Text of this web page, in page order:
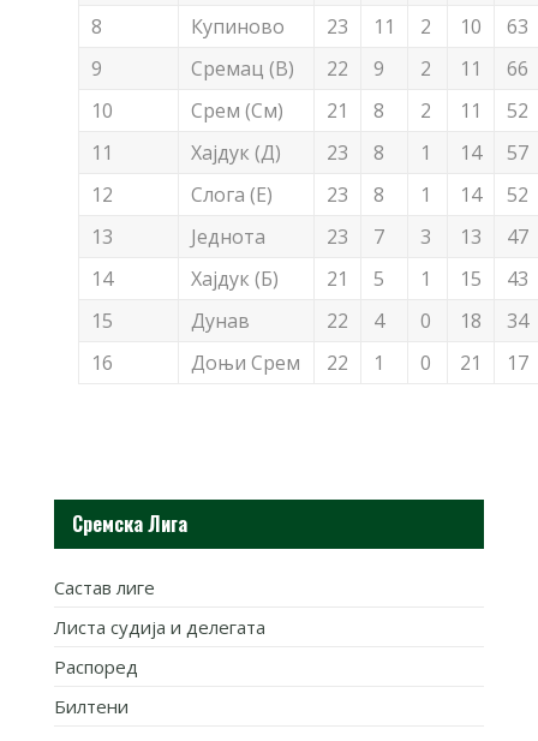
8 Купиново 23 11 2 10
63
9
Сремац (В) 22 9 2 11
66
10
Срем (См) 21 8 2 11
52
11
Хајдук (Д) 23 8 1 14
57
12
Слога (Е) 23 8 1 14
52
13
Једнота 23 7 3 13
47
14
Хајдук (Б) 21 5 1 15
43
15
Дунав 22 4 0 18
34
16
Доњи Срем 22 1 0 21 17
Сремска Лига
Састав лиге
Листа судија и делегата
Распоред
Билтени